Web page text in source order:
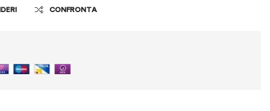
CONFRONTA